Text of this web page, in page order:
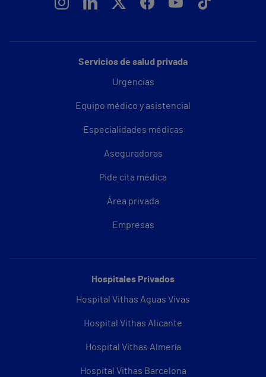
Servicios de salud privada
Urgencias
Equipo médico y asistencial
Especialidades médicas
Aseguradoras
Pide cita médica
Área privada
Empresas
Hospitales Privados
Hospital Vithas Aguas Vivas
Hospital Vithas Alicante
Hospital Vithas Almería
Hospital Vithas Barcelona